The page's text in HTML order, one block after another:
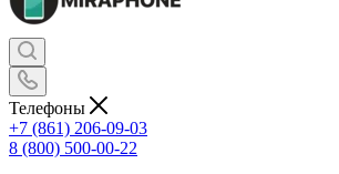
Телефоны
+7 (861) 206-09-03
8 (800) 500-00-22